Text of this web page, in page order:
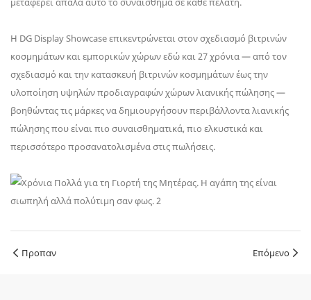
Η DG Display Showcase επικεντρώνεται στον σχεδιασμό βιτρινών
κοσμημάτων και εμπορικών χώρων εδώ και 27 χρόνια — από τον
σχεδιασμό και την κατασκευή βιτρινών κοσμημάτων έως την
υλοποίηση υψηλών προδιαγραφών χώρων λιανικής πώλησης —
βοηθώντας τις μάρκες να δημιουργήσουν περιβάλλοντα λιανικής
πώλησης που είναι πιο συναισθηματικά, πιο ελκυστικά και
περισσότερο προσανατολισμένα στις πωλήσεις.
Προπαν Επόμενο